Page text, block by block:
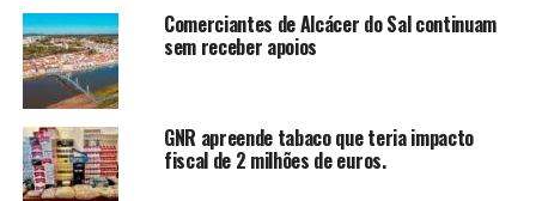
Comerciantes de Alcácer do Sal continuam
sem receber apoios
GNR apreende tabaco que teria impacto
fiscal de 2 milhões de euros.